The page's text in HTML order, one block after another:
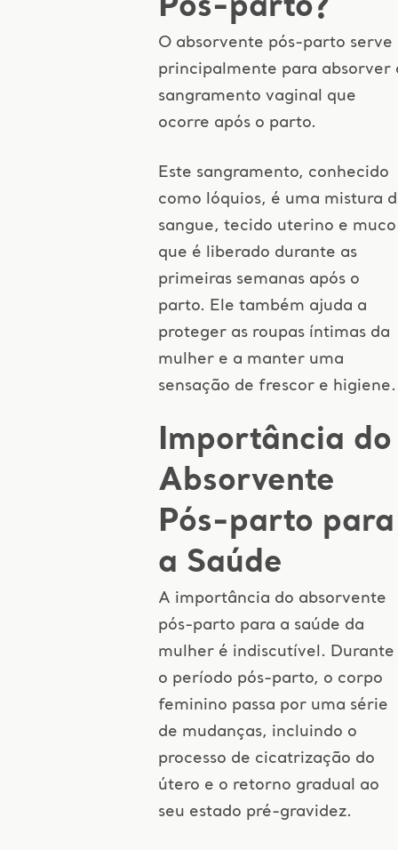
Pós-parto?
O absorvente pós-parto serve
principalmente para absorver
sangramento vaginal que
ocorre após o parto.
Este sangramento, conhecido
como lóquios, é uma mistura
sangue, tecido uterino e muco
que é liberado durante as
primeiras semanas após o
parto. Ele também ajuda a
proteger as roupas íntimas da
mulher e a manter uma
sensação de frescor e higiene.
Importância do
Absorvente
Pós-parto para
a Saúde
A importância do absorvente
pós-parto para a saúde da
mulher é indiscutível. Durante
o período pós-parto, o corpo
feminino passa por uma série
de mudanças, incluindo o
processo de cicatrização do
útero e o retorno gradual ao
seu estado pré-gravidez.